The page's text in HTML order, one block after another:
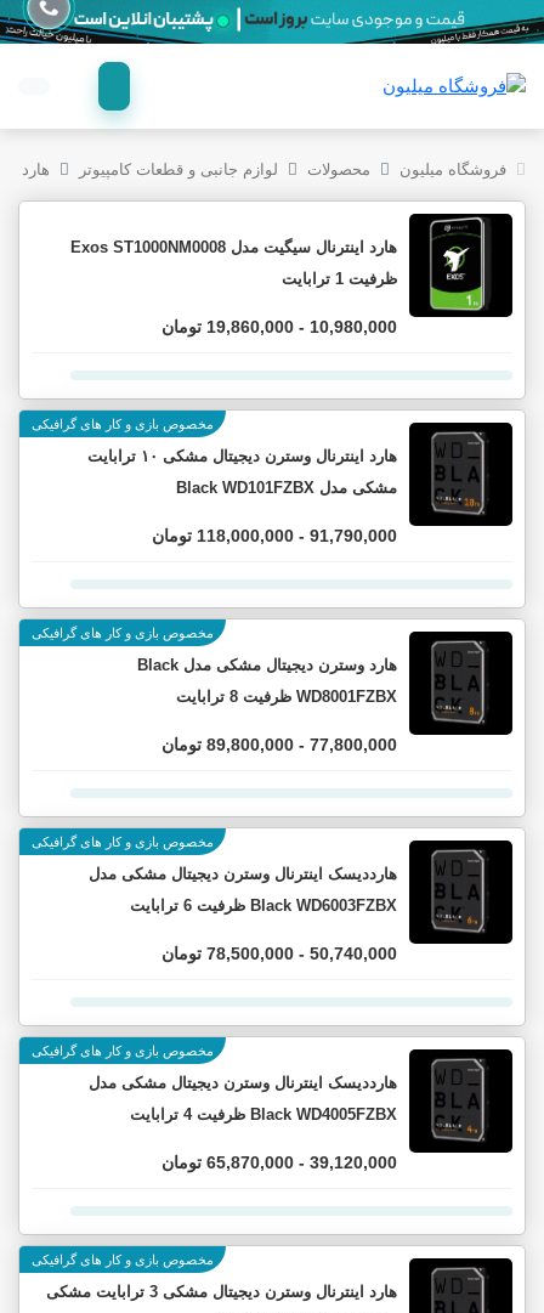
فروشگاه میلیون محصولات لوازم جانبی و قطعات کامپیوتر هارد
هارد اینترنال سیگیت مدل Exos ST1000NM0008
ظرفیت 1 ترابایت
10,980,000 - 19,860,000 تومان
مخصوص بازی و کار های گرافیکی
هارد اینترنال وسترن دیجیتال مشکی ۱۰ ترابایت
مشکی مدل Black WD101FZBX
91,790,000 - 118,000,000 تومان
مخصوص بازی و کار های گرافیکی
هارد وسترن دیجیتال مشکی مدل Black
WD8001FZBX ظرفیت 8 ترابایت
77,800,000 - 89,800,000 تومان
مخصوص بازی و کار های گرافیکی
هارددیسک اینترنال وسترن دیجیتال مشکی مدل
Black WD6003FZBX ظرفیت 6 ترابایت
50,740,000 - 78,500,000 تومان
مخصوص بازی و کار های گرافیکی
هارددیسک اینترنال وسترن دیجیتال مشکی مدل
Black WD4005FZBX ظرفیت 4 ترابایت
39,120,000 - 65,870,000 تومان
مخصوص بازی و کار های گرافیکی
هارد اینترنال وسترن دیجیتال مشکی 3 ترابایت مشکی